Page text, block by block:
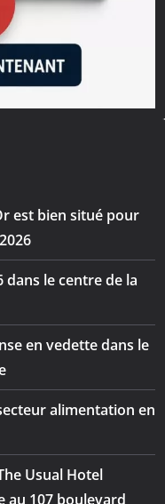
est bien situé pour
dans le centre de la
en vedette dans le
alimentation en
Usual Hotel
au 107 boulevard